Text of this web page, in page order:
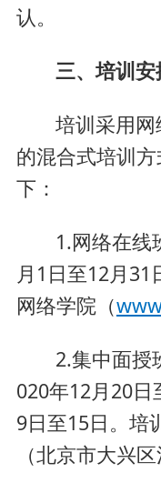
认。
三、培训安
培训采用
的混合式培训
下：
1.网络在线
月1日至12月
网络学院（
2.集中面授
020年12月20日
9日至15日。培
（北京市大兴